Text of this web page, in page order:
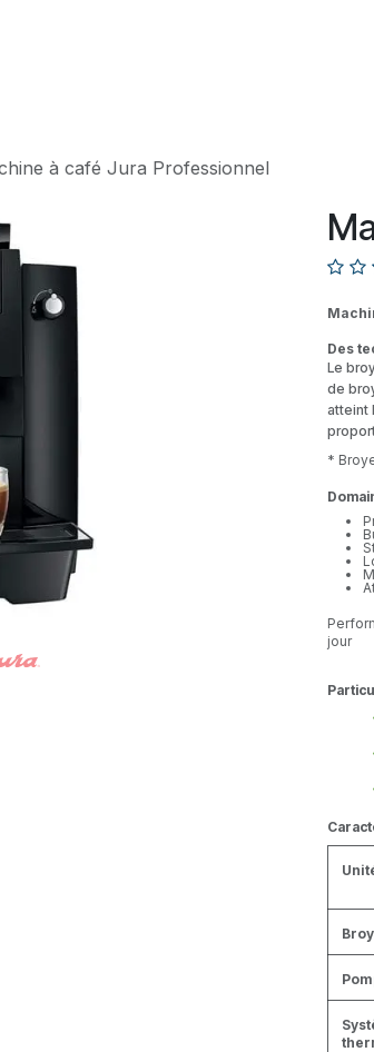
à café Jura Professionnel
Des
Le
de
atteint
*
jour